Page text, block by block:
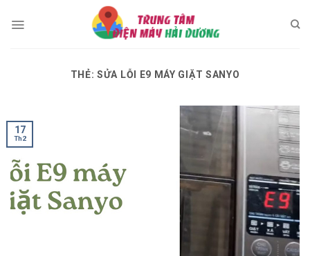
THẺ: SỬA LỖI E9 MÁY GIẶT SANYO
17
Th2